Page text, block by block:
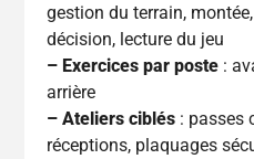
gestion du terrain,
décision, lecture du jeu
– Exercices par poste :
arrière
– Ateliers ciblés : passes
réceptions, plaquages